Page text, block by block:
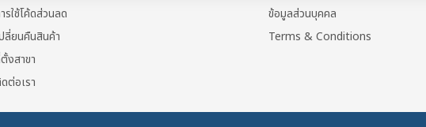
รใช้โค้ดส่วนลด
ลี่ยนคืนสินค้า
งสาขา
ต่อเรา
ข้อมูลส่วนบุคคล
Terms & Conditions